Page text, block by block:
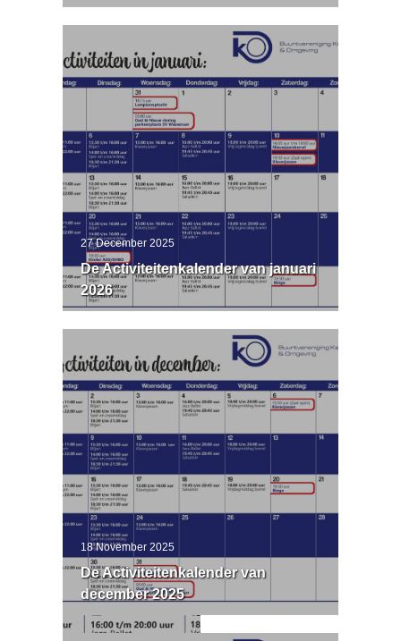
27 December 2025
De Activiteitenkalender van januari
2026
18 November 2025
De Activiteitenkalender van
december 2025